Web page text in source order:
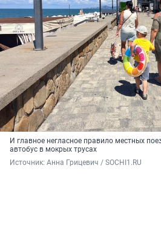
И главное негласное правило местных
автобус в мокрых трусах
Источник: Анна Грицевич / SOCHI1.RU